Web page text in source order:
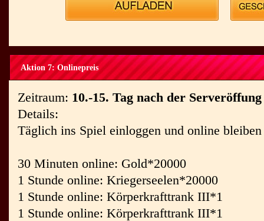
Aktion 7: Onlinepreis
Zeitraum: 10.-15. Tag nach der Serveröffung
Details:
Täglich ins Spiel einloggen und online bleiben
30 Minuten online: Gold*20000
1 Stunde online: Kriegerseelen*20000
1 Stunde online: Körperkrafttrank III*1
1 Stunde online: Körperkrafttrank III*1